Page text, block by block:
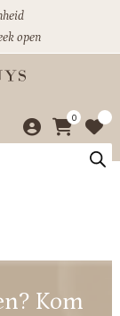
open
0
Kom